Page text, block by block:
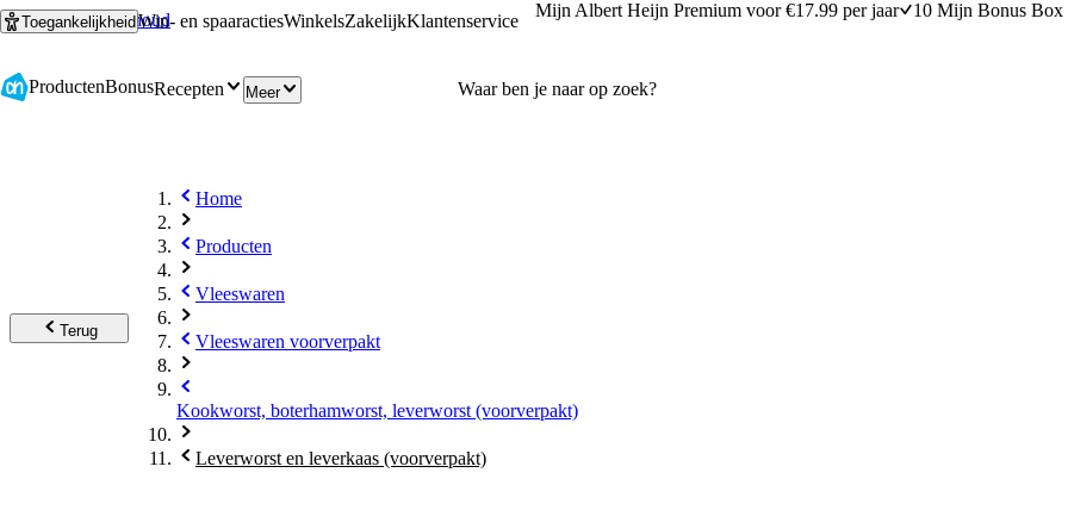
Ga naar hoofdinhoud
Ga naar zoeken
ToegankelijkheidWin- en spaaractiesWinkelsZakelijkKlantenservice
Mijn Albert Heijn Premium voor €17.99 per jaar 10 Mijn Bonus Box
ProductenBonusRecepten Meer
Terug
Home
Producten
Vleeswaren
Vleeswaren voorverpakt
Kookworst, boterhamworst, leverworst (voorverpakt)
Leverworst en leverkaas (voorverpakt)